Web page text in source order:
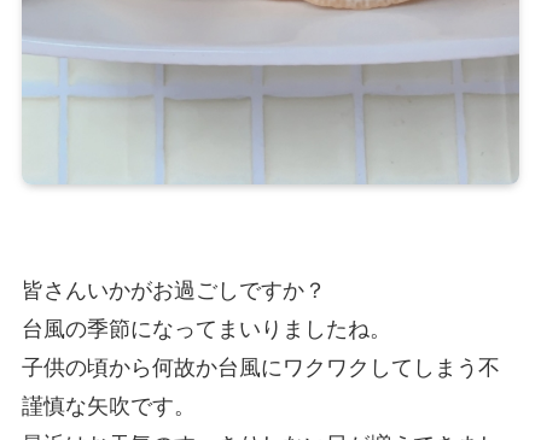
皆さんいかがお過ごしですか？
台風の季節になってまいりましたね。
子供の頃から何故か台風にワクワクしてしまう不
謹慎な矢吹です。